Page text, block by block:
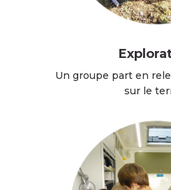
Un groupe part en
sur le